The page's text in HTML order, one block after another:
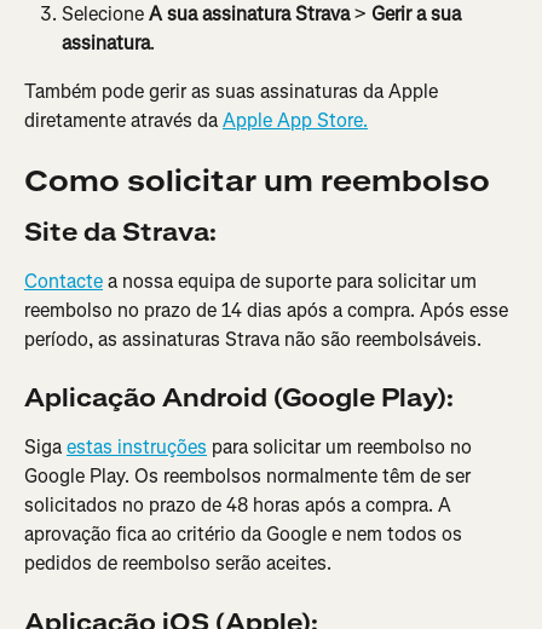
Selecione A sua assinatura Strava > Gerir a sua
assinatura.
Também pode gerir as suas assinaturas da Apple
diretamente através da Apple App Store.
Como solicitar um reembolso
Site da Strava:
Contacte a nossa equipa de suporte para solicitar um
reembolso no prazo de 14 dias após a compra. Após esse
período, as assinaturas Strava não são reembolsáveis.
Aplicação Android (Google Play):
Siga estas instruções para solicitar um reembolso no
Google Play. Os reembolsos normalmente têm de ser
solicitados no prazo de 48 horas após a compra. A
aprovação fica ao critério da Google e nem todos os
pedidos de reembolso serão aceites.